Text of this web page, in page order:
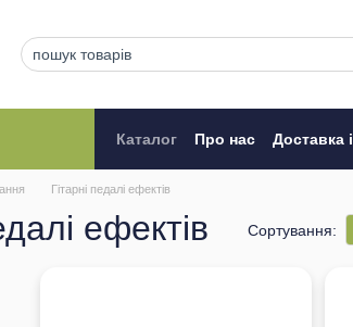
Каталог Про нас Доставка
Гітарні педалі ефектів
ефектів Сортування: